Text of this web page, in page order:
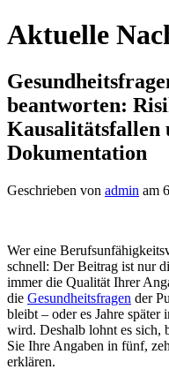
Aktuelle
beantworten:
Kausalitätsfallen
Dokumentation
Geschrieben von admin am
Wer eine
schnell: Der Beitrag ist nur
immer die Qualität Ihrer
die Gesundheitsfragen der
bleibt – oder es Jahre
wird. Deshalb lohnt es sich,
Sie Ihre Angaben in fünf,
erklären.